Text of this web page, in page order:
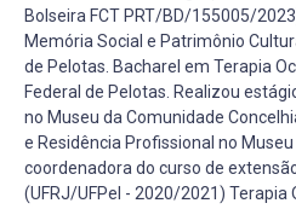
Bolseira FCT PRT/BD/155005/
Memória Social e Patrimônio
de Pelotas. Bacharel em Terapia
Federal de Pelotas. Realizou
no Museu da Comunidade
e Residência Profissional no
coordenadora do curso de
(UFRJ/UFPel - 2020/2021) Terapia